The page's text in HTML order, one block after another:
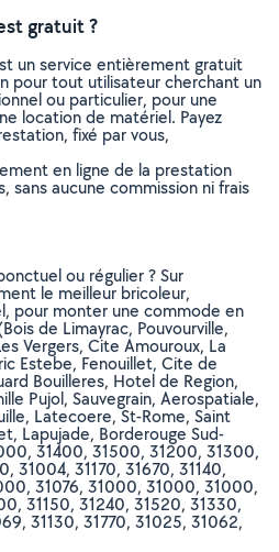
gratuit ?
un service entièrement gratuit
pour tout utilisateur cherchant un
ou particulier, pour une
location de matériel. Payez
fixé par vous,
en ligne de la prestation
sans aucune commission ni frais
ou régulier ? Sur
le meilleur bricoleur,
pour monter une commode en
de Limayrac, Pouvourville,
Vergers, Cite Amouroux, La
Estebe, Fenouillet, Cite de
Bouilleres, Hotel de Region,
Pujol, Sauvegrain, Aerospatiale,
Latecoere, St-Rome, Saint
Lapujade, Borderouge Sud-
31400, 31500, 31200, 31300,
31004, 31170, 31670, 31140,
31076, 31000, 31000, 31000,
31150, 31240, 31520, 31330,
31130, 31770, 31025, 31062,